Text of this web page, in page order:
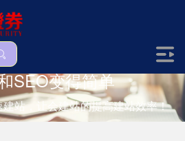
SEO变得简单
站，让会建站的提高建站效率！